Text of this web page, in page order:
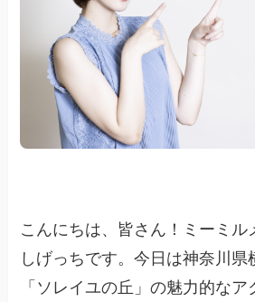
こんにちは、皆さん！ミーミ
しげっちです。今日は神奈川県
「ソレイユの丘」の魅力的な